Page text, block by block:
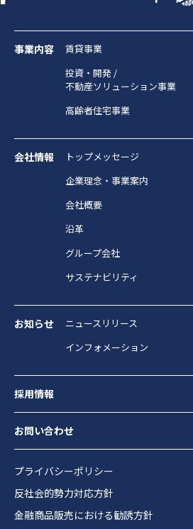
事業内容
賃貸事業
投資・開発 /
不動産ソリューション事業
高齢者住宅事業
会社情報
トップメッセージ
企業理念・事業案内
会社概要
沿革
グループ会社
サステナビリティ
お知らせ
ニュースリリース
インフォメーション
採用情報
お問い合わせ
プライバシーポリシー
反社会的勢力対応方針
金融商品販売における勧誘方針